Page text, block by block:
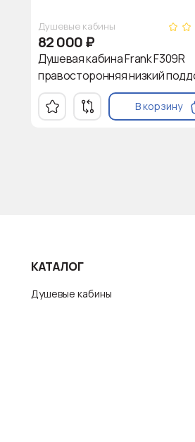
Душевые кабины
82 000₽
Душевая кабина Frank F309R
правосторонняя низкий
В корзину
КАТАЛОГ
Душевые кабины